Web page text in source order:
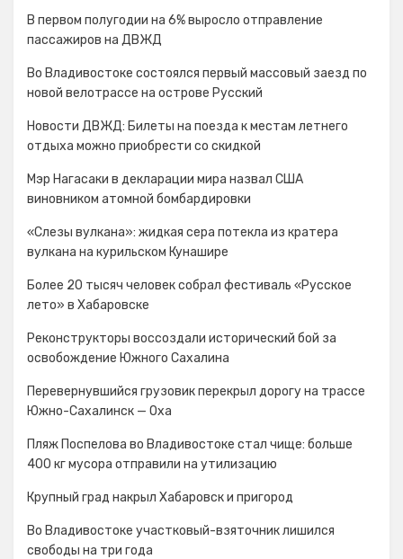
В первом полугодии на 6% выросло отправление
пассажиров на ДВЖД
Во Владивостоке состоялся первый массовый заезд по
новой велотрассе на острове Русский
Новости ДВЖД: Билеты на поезда к местам летнего
отдыха можно приобрести со скидкой
Мэр Нагасаки в декларации мира назвал США
виновником атомной бомбардировки
«Слезы вулкана»: жидкая сера потекла из кратера
вулкана на курильском Кунашире
Более 20 тысяч человек собрал фестиваль «Русское
лето» в Хабаровске
Реконструкторы воссоздали исторический бой за
освобождение Южного Сахалина
Перевернувшийся грузовик перекрыл дорогу на трассе
Южно-Сахалинск — Оха
Пляж Поспелова во Владивостоке стал чище: больше
400 кг мусора отправили на утилизацию
Крупный град накрыл Хабаровск и пригород
Во Владивостоке участковый-взяточник лишился
свободы на три года